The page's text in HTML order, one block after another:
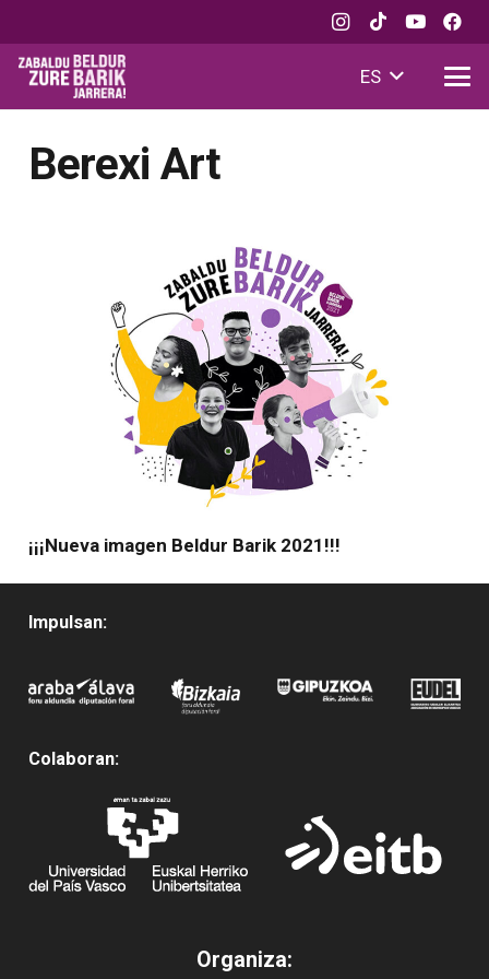
ES
Berexi Art
¡¡¡Nueva imagen Beldur Barik 2021!!!
Impulsan:
Colaboran:
Organiza: